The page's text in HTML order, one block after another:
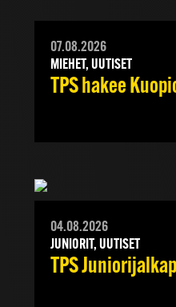
07.08.2026
MIEHET, UUTISET
TPS hakee
04.08.2026
JUNIORIT, UUTISET
TPS